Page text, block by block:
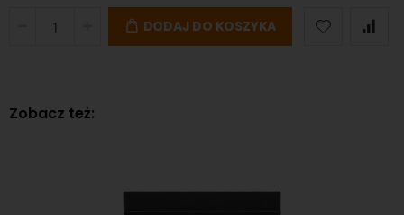
DODAJ DO KOSZYKA
Zobacz też: